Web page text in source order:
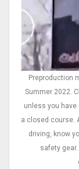
Preproduction
Summer 2022.
unless you have
a closed course.
driving, know
safety